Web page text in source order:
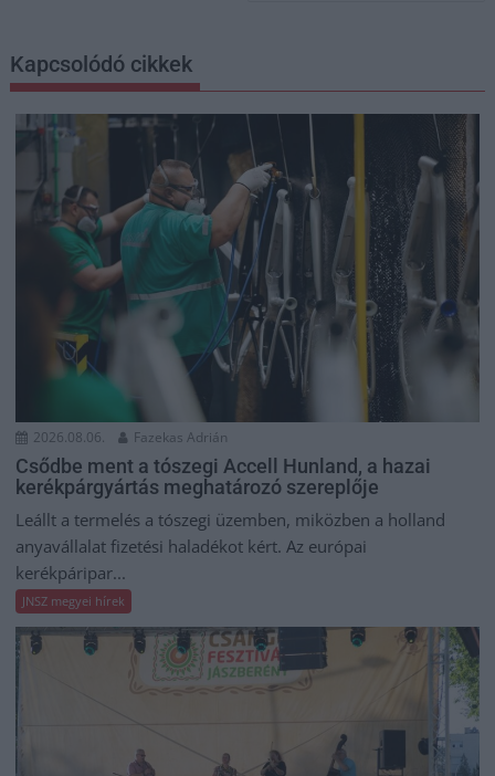
Kapcsolódó cikkek
2026.08.06. Fazekas Adrián
Csődbe ment a tószegi Accell Hunland, a hazai
kerékpárgyártás meghatározó szereplője
Leállt a termelés a tószegi üzemben, miközben a holland
anyavállalat fizetési haladékot kért. Az európai
kerékpáripar...
JNSZ megyei hírek